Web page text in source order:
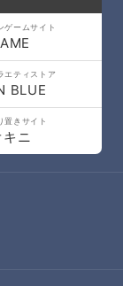
ゲームサイト
エティストア
BLUE
置きサイト
キニ